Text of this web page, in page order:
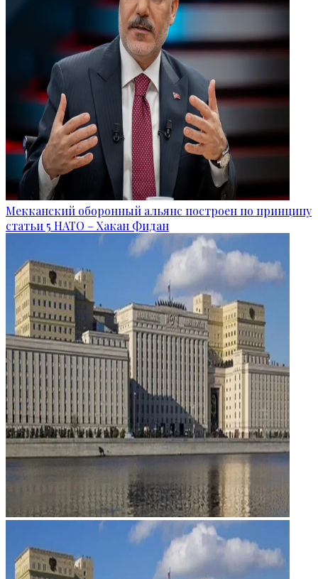
Мекканский оборонный альянс построен по принципу
статьи 5 НАТО – Хакан Фидан